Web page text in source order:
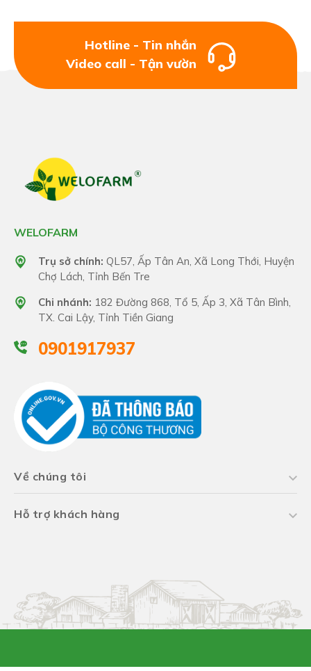
Hotline - Tin nhắn
Video call - Tận vườn
WELOFARM
Trụ sở chính: QL57, Ấp Tân An, Xã Long Thới, Huyện
Chợ Lách, Tỉnh Bến Tre
Chi nhánh: 182 Đường 868, Tổ 5, Ấp 3, Xã Tân Bình,
TX. Cai Lậy, Tỉnh Tiền Giang
0901917937
Về chúng tôi
Hỗ trợ khách hàng